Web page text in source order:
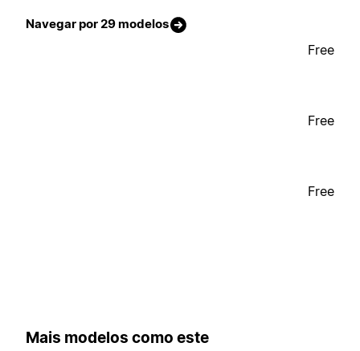
Navegar por 29 modelos
Free
Free
Free
Mais modelos como este